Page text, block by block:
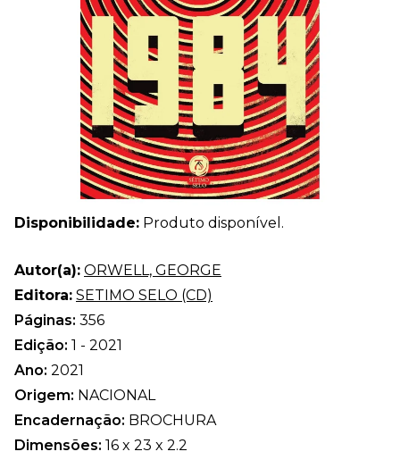
Disponibilidade: Produto disponível.
Autor(a): ORWELL, GEORGE
Editora: SETIMO SELO (CD)
Páginas: 356
Edição: 1 - 2021
Ano: 2021
Origem: NACIONAL
Encadernação: BROCHURA
Dimensões: 16 x 23 x 2.2